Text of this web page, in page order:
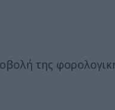
της